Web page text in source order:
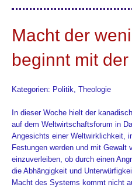
Macht der
beginnt mit
Kategorien: Politik, Theologie
In dieser Woche hielt der
auf dem Weltwirtschaftsforum in
Angesichts einer Weltwirklichkeit,
Festungen werden und mit Gewalt
einzuverleiben, ob durch einen
die Abhängigkeit und
Macht des Systems kommt nicht